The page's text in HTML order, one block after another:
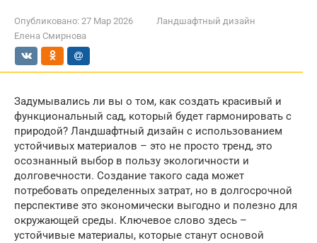
Опубликовано: 27 Мар 2026
Ландшафтный дизайн
Елена Смирнова
Задумывались ли вы о том, как создать красивый и
функциональный сад, который будет гармонировать с
природой? Ландшафтный дизайн с использованием
устойчивых материалов – это не просто тренд, это
осознанный выбор в пользу экологичности и
долговечности. Создание такого сада может
потребовать определенных затрат, но в долгосрочной
перспективе это экономически выгодно и полезно для
окружающей среды. Ключевое слово здесь –
устойчивые материалы, которые станут основой